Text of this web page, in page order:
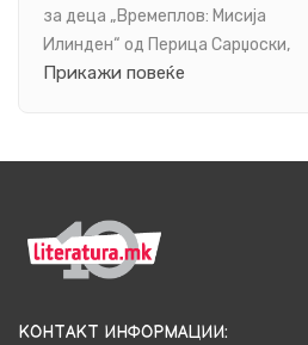
ЧИТАТЕЛИ НИЗ
ИСТОРИЈАТА
за деца „Времеплов: Мисија
Илинден“ од Перица Сарџоски,
која неодамна излезе од печат во
Прикажи повеќе
КОНТАКТ ИНФОРМАЦИИ: